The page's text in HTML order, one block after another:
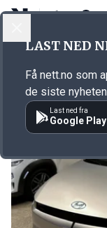
Emne:
LAST NED
Få nett.no som
de siste
Last ned fra
Google Play